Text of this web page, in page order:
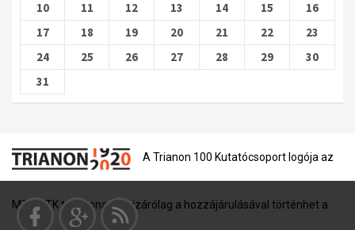
10
11 12 13 14 15
16
17
18 19 20 21 22
23
24
25 26 27 28 29
30
31
A Trianon 100 Kutatócsoport logója az
MTA BTK tulajdona, és kizárólag a hozzájárulásával történhet a